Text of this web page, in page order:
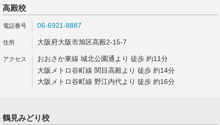
高殿校
06-6921-8887
大阪府大阪市旭区高殿2-15-7
おおさか東線 城北公園通より 徒歩 約11分
大阪メトロ谷町線 関目高殿より 徒歩 約14分
大阪メトロ谷町線 野江内代より 徒歩 約16分
鶴見みどり校